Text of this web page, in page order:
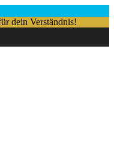
dein Verständnis!